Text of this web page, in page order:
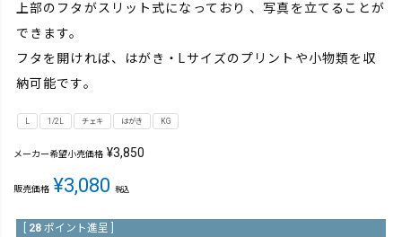
上部のフタがスリット式になっており 、写真を立てることが
できます。
フタを開ければ、はがき・Lサイズのプリントや小物類を収
納可能です。
L 1/2L チェキ はがき KG
メーカー希望小売価格 ¥3,850
販売価格 ¥3,080 税込
28 ポイント進呈 ]